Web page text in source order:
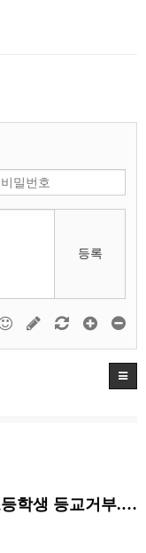
등록
요즘 늘고 있다는 초등학생 등교거부.jpg